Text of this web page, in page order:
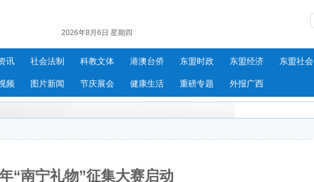
2026年8月6日 星期四
讯 社会法制 科教文体 港澳台侨 东盟时政 东盟经济 东盟社会
频 图片新闻 节庆展会 健康生活 重磅专题 外报广西
“南宁礼物”征集大赛启动